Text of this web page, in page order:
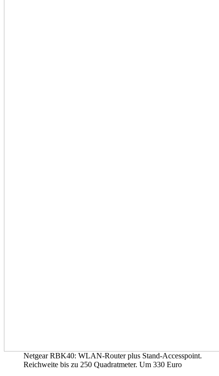
Netgear RBK40: WLAN-Router plus Stand-Accesspoint.
Reichweite bis zu 250 Quadratmeter. Um 330 Euro